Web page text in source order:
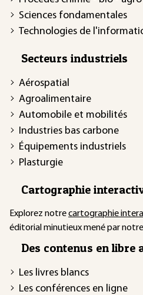
Sciences fondamentales
Technologies de
Secteurs industriels
Aérospatial
Agroalimentaire
Automobile et mobilités
Industries bas carbone
Équipements industriels
Plasturgie
Cartographie
Explorez notrecartographie
éditorial minutieux mené par
Des contenus en libre
Les livres blancs
Les conférences en ligne